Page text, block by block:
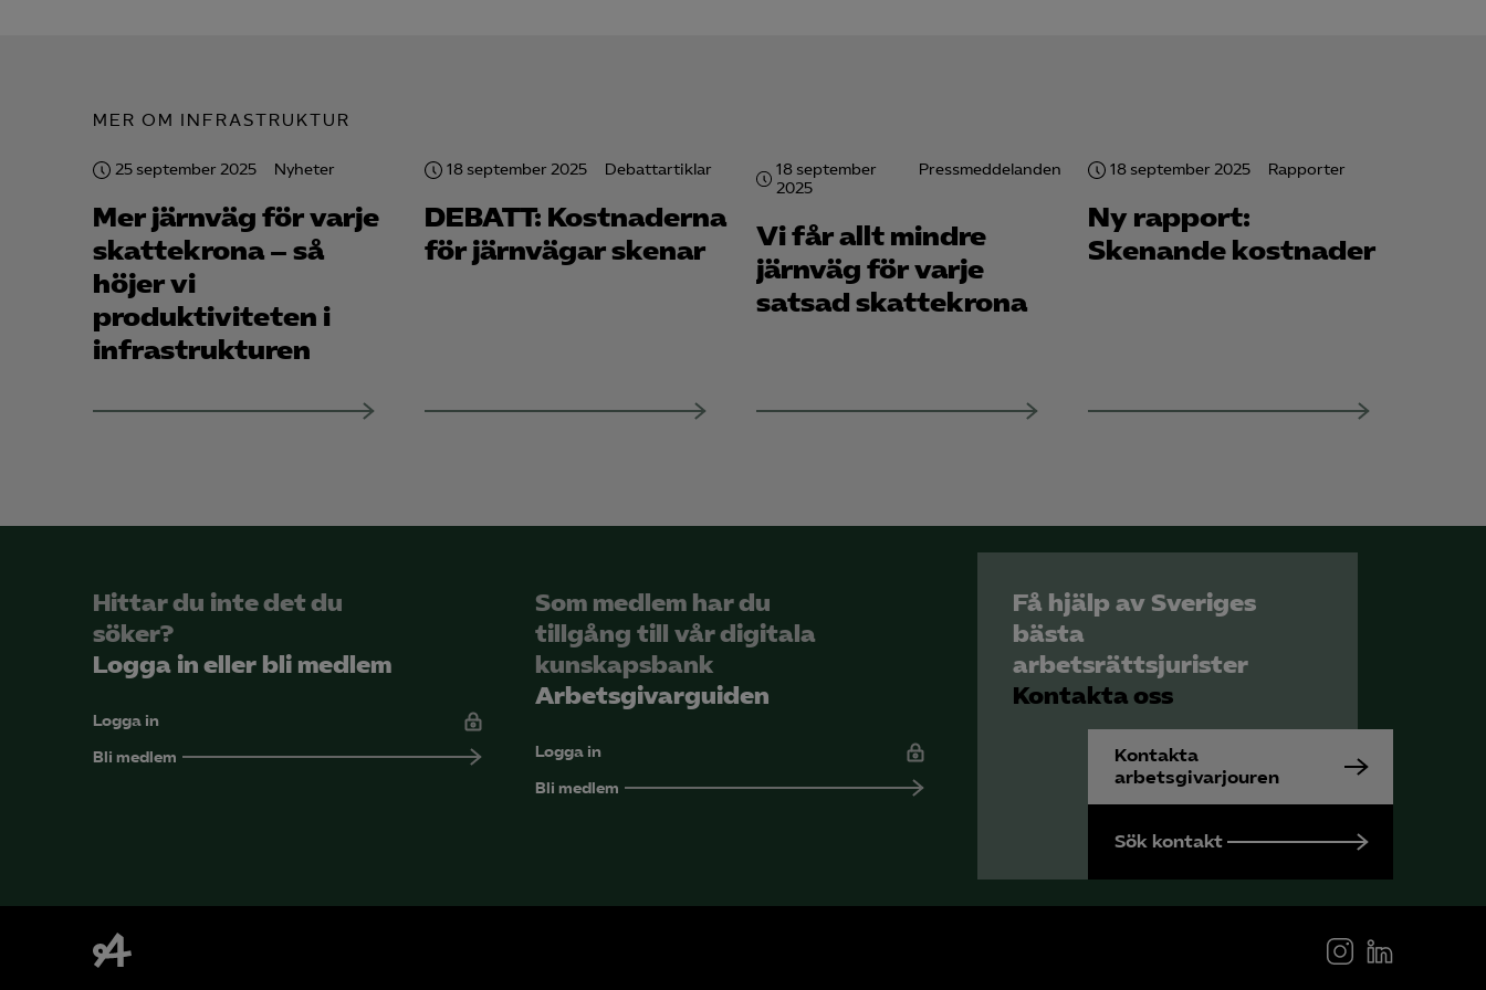
MER OM INFRASTRUKTUR
25 september 2025 Nyheter
Mer järnväg för varje
skattekrona – så
höjer vi
produktiviteten i
infrastrukturen
18 september 2025 Debattartiklar
DEBATT: Kostnaderna
för järnvägar skenar
18 september
2025
Pressmeddelanden
Vi får allt mindre
järnväg för varje
satsad skattekrona
18 september 2025 Rapporter
Ny rapport:
Skenande kostnader
Hittar du inte det du
söker?
Logga in eller bli medlem
Logga in
Bli medlem
Som medlem har du
tillgång till vår digitala
kunskapsbank
Arbetsgivarguiden
Logga in
Bli medlem
Få hjälp av Sveriges
bästa
arbetsrättsjurister
Kontakta oss
Kontakta
arbetsgivarjouren
Sök kontakt